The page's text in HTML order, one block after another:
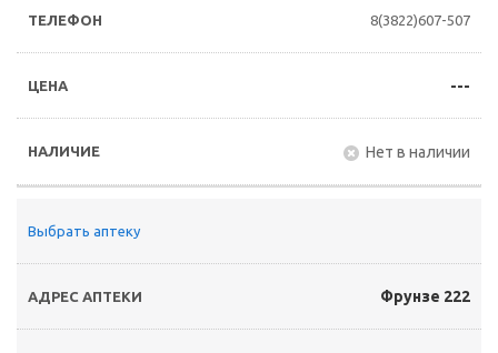
8(3822)607-507
---
Нет в наличии
Выбрать аптеку
Фрунзе 222